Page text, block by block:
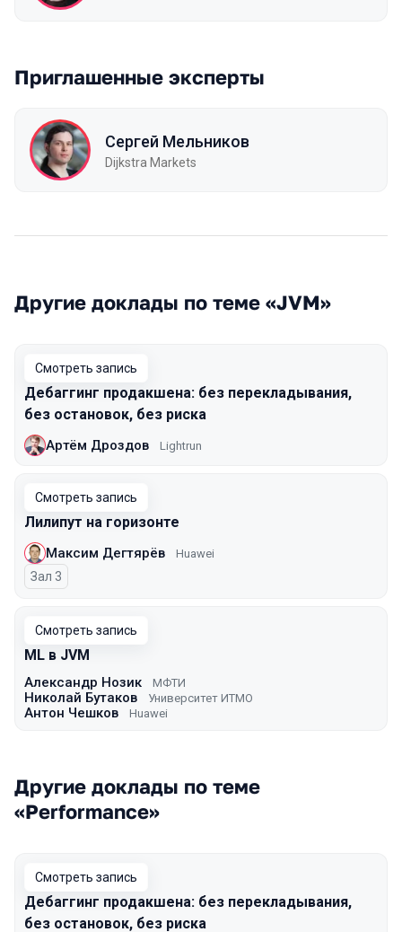
Приглашенные эксперты
Сергей Мельников
Dijkstra Markets
Другие доклады по теме «JVM»
Смотреть запись
Дебаггинг продакшена: без перекладывания,
без остановок, без риска
Артём Дроздов Lightrun
Смотреть запись
Лилипут на горизонте
Максим Дегтярёв Huawei
Зал 3
Смотреть запись
ML в JVM
Александр Нозик МФТИ
Николай Бутаков Университет ИТМО
Антон Чешков Huawei
Другие доклады по теме
«Performance»
Смотреть запись
Дебаггинг продакшена: без перекладывания,
без остановок, без риска